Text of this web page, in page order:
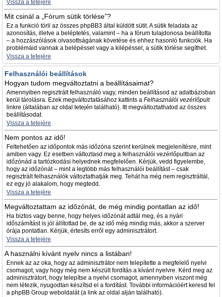
Vissza a tetejére
Mit csinál a „Fórum sütik törlése”?
Ez a funkció törli az összes phpBB3 által küldött sütit. A sütik feladata az
azonosítás, illetve a beléptetés, valamint – ha a fórum tulajdonosa beállította
– a hozzászólások olvasottságának követése és ehhez hasonló funkciók. Ha
problémáid vannak a belépéssel vagy a kilépéssel, a sütik törlése segíthet.
Vissza a tetejére
Felhasználói beállítások
Hogyan tudom megváltoztatni a beállításaimat?
Amennyiben regisztrált felhasználó vagy, minden beállításod az adatbázisban
kerül tárolásra. Ezek megváltoztatásához kattints a Felhasználói vezérlőpult
linkre (általában az oldal tetején található). Itt megváltoztathatod az összes
beállításodat.
Vissza a tetejére
Nem pontos az idő!
Feltehetően az időpontok más időzóna szerint kerülnek megjelenítésre, mint
amiben vagy. Ez esetben változtasd meg a felhasználói vezérlőpultban az
időzónád a tartózkodási helyednek megfelelően. Kérjük, vedd figyelembe,
hogy az időzónát – mint a legtöbb más felhasználói beállítást – csak
regisztrált felhasználók változtathatják meg. Tehát ha még nem regisztráltál,
ez egy jó alakalom, hogy megtedd.
Vissza a tetejére
Megváltoztattam az időzónát, de még mindig pontatlan az idő!
Ha biztos vagy benne, hogy helyes időzónát adtál meg, és a nyári
időszámítást is jól állítottad be, de az idő még mindig más, akkor a szerver
órája pontatlan. Kérjük, értesíts erről egy adminisztrátort.
Vissza a tetejére
A használni kívánt nyelv nincs a listában!
Ennek az az oka, hogy az adminisztrátor nem telepítette a megfelelő nyelvi
csomagot, vagy hogy még nem készült fordítás a kívánt nyelvre. Kérd meg az
adminisztrátort, hogy telepítse a nyelvi csomagot, amennyiben viszont még
nem létezik, nyugodtan készítsd el a fordítást. További információért keresd fel
a phpBB Group weboldalát (a link az oldal alján található).